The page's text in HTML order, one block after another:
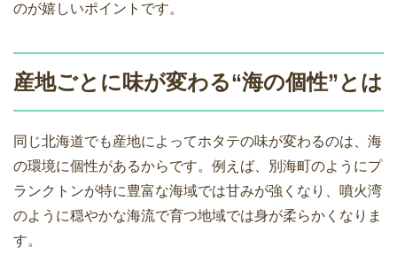
のが嬉しいポイントです。
産地ごとに味が変わる“海の個性”とは
同じ北海道でも産地によってホタテの味が変わるのは、海
の環境に個性があるからです。例えば、別海町のようにプ
ランクトンが特に豊富な海域では甘みが強くなり、噴火湾
のように穏やかな海流で育つ地域では身が柔らかくなりま
す。